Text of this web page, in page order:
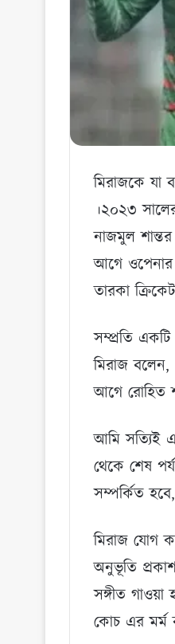
মিরাজকে যা
।২০২৩
নাজমুল
আগে ওপেনার
তারকা
সম্প্রতি
মিরাজ
আগে রোহিত
আমি সত্যিই
থেকে শেষ
সম্পর্কিত
মিরাজ যোগ
অনুভূতি
সঙ্গীত
কোচ এর মর্ম